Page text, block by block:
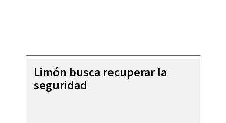
Limón busca recuperar la
seguridad